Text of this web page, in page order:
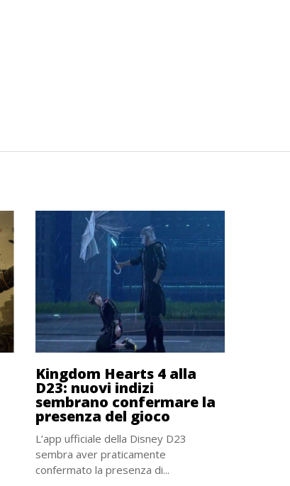
Kingdom Hearts 4 alla
D23: nuovi indizi
sembrano confermare la
presenza del gioco
L’app ufficiale della Disney D23
sembra aver praticamente
confermato la presenza di...